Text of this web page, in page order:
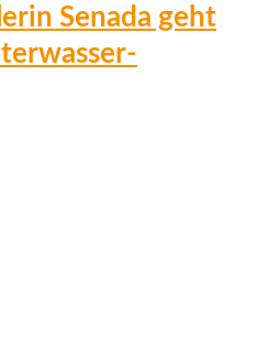
Senada geht